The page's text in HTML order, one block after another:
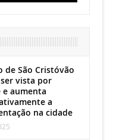
de São Cristóvão
vista por
e aumenta
a
na cidade